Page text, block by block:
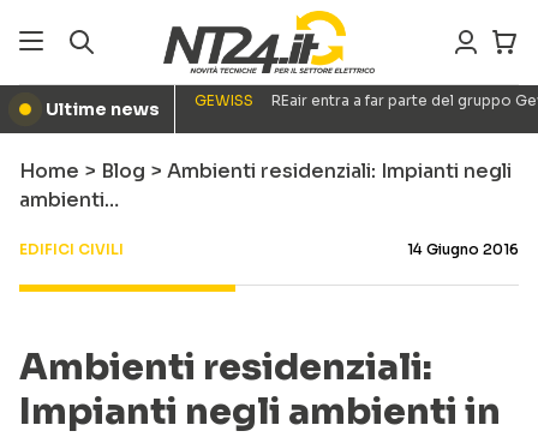
● Ultime news GEWISS REair entra a far parte del gruppo
Home > Blog > Ambienti residenziali: Impianti negli
ambienti…
EDIFICI CIVILI 14 Giugno 2016
Ambienti residenziali:
Impianti negli ambienti in